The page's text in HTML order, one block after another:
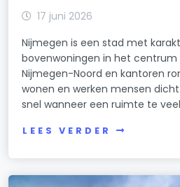
17 juni 2026
Nijmegen is een stad met
bovenwoningen in het
Nijmegen-Noord en kantoren
wonen en werken mensen
snel wanneer een ruimte te
LEES VERDER